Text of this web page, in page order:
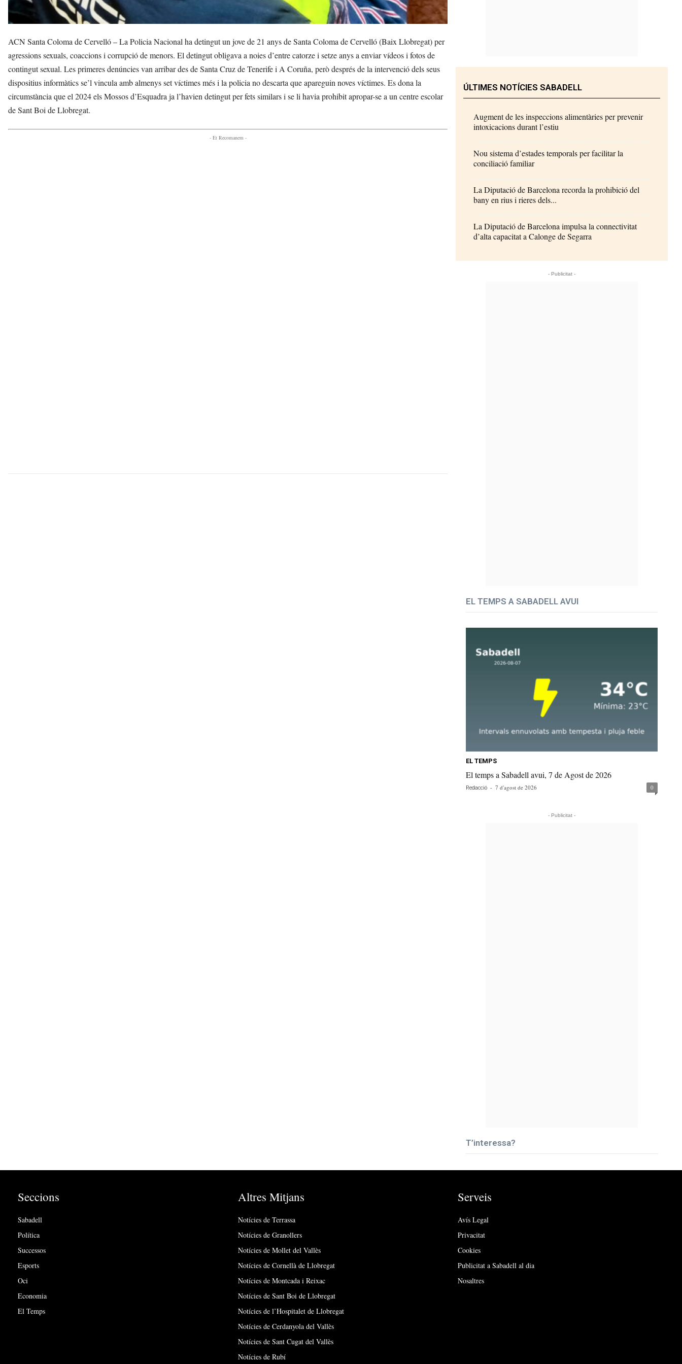
ACN Santa Coloma de Cervelló – La Policia Nacional ha detingut un jove de 21 anys de Santa Coloma de Cervelló (Baix Llobregat) per
agressions sexuals, coaccions i corrupció de menors. El detingut obligava a noies d’entre catorze i setze anys a enviar vídeos i fotos de
contingut sexual. Les primeres denúncies van arribar des de Santa Cruz de Tenerife i A Coruña, però després de la intervenció dels seus
dispositius informàtics se’l vincula amb almenys set víctimes més i la policia no descarta que apareguin noves víctimes. Es dona la
circumstància que el 2024 els Mossos d’Esquadra ja l’havien detingut per fets similars i se li havia prohibit apropar-se a un centre escolar
de Sant Boi de Llobregat.
- Et Recomanem -
ÚLTIMES NOTÍCIES SABADELL
Augment de les inspeccions alimentàries per prevenir
intoxicacions durant l’estiu
Nou sistema d’estades temporals per facilitar la
conciliació familiar
La Diputació de Barcelona recorda la prohibició del
bany en rius i rieres dels...
La Diputació de Barcelona impulsa la connectivitat
d’alta capacitat a Calonge de Segarra
- Publicitat -
EL TEMPS A SABADELL AVUI
EL TEMPS
El temps a Sabadell avui, 7 de Agost de 2026
Redacció - 7 d'agost de 2026 0
- Publicitat -
T’interessa?
Seccions
Sabadell
Política
Successos
Esports
Oci
Economia
El Temps
Altres Mitjans
Notícies de Terrassa
Notícies de Granollers
Notícies de Mollet del Vallès
Notícies de Cornellà de Llobregat
Notícies de Montcada i Reixac
Notícies de Sant Boi de Llobregat
Notícies de l’Hospitalet de Llobregat
Notícies de Cerdanyola del Vallès
Notícies de Sant Cugat del Vallès
Notícies de Rubí
Serveis
Avís Legal
Privacitat
Cookies
Publicitat a Sabadell al dia
Nosaltres